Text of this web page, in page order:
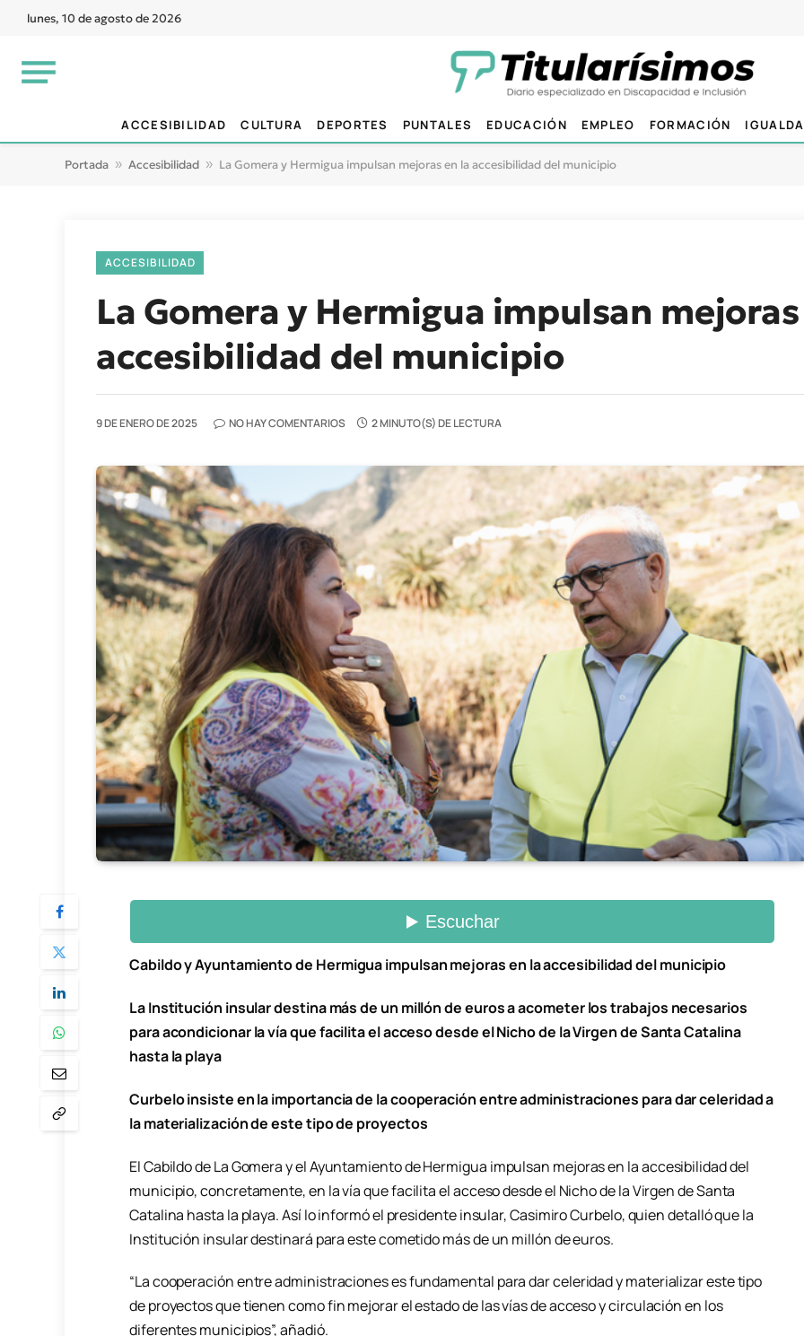
lunes, 10 de agosto de 2026
ACCESIBILIDAD CULTURA DEPORTES PUNTALES EDUCACIÓN EMPLEO FORMACIÓN
Portada » Accesibilidad » La Gomera y Hermigua impulsan mejoras en la accesibilidad del municipio
ACCESIBILIDAD
La Gomera y Hermigua impulsan
accesibilidad del municipio
9 DE ENERO DE 2025 NO HAY COMENTARIOS 2 MINUTO(S) DE LECTURA
Cabildo y Ayuntamiento de Hermigua impulsan mejoras en la accesibilidad del municipio
La Institución insular destina más de un millón de euros a acometer los trabajos necesarios
para acondicionar la vía que facilita el acceso desde el Nicho de la Virgen de Santa Catalina
hasta la playa
Curbelo insiste en la importancia de la cooperación entre administraciones para dar celeridad a
la materialización de este tipo de proyectos
El Cabildo de La Gomera y el Ayuntamiento de Hermigua impulsan mejoras en la accesibilidad del
municipio, concretamente, en la vía que facilita el acceso desde el Nicho de la Virgen de Santa
Catalina hasta la playa. Así lo informó el presidente insular, Casimiro Curbelo, quien detalló que la
Institución insular destinará para este cometido más de un millón de euros.
“La cooperación entre administraciones es fundamental para dar celeridad y materializar este tipo
de proyectos que tienen como fin mejorar el estado de las vías de acceso y circulación en los
diferentes municipios”, añadió.